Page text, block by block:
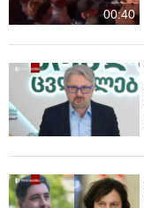
00:40